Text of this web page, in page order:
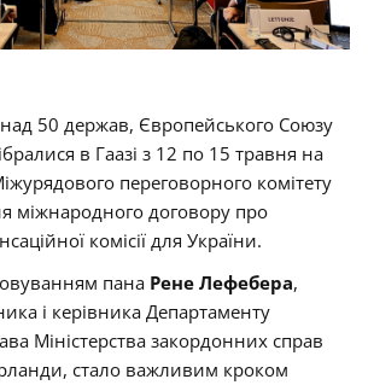
50 держав, Європейського Союзу
в Гаазі з 12 по 15 травня на
переговорного комітету
міжнародного договору про
комісії для України.
пана Рене Лефебера,
і керівника Департаменту
Міністерства закордонних справ
стало важливим кроком